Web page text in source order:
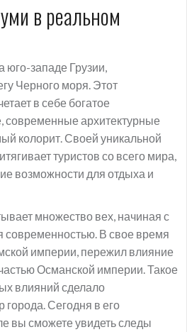
в реальном
западе Грузии,
Черного моря. Этот
в себе богатое
современные архитектурные
колорит. Своей уникальной
туристов со всего мира,
возможности для отдыха и
множество вех, начиная с
современностью. В свое время
империи, пережил влияние
Османской империи. Такое
влияний сделало
Сегодня в его
вы сможете увидеть следы